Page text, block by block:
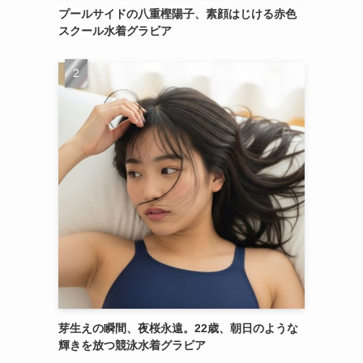
プールサイドの八重樫陽子、素顔はじける赤色
スクール水着グラビア
芽生えの瞬間、夜桜永遠。22歳、朝日のような
輝きを放つ競泳水着グラビア